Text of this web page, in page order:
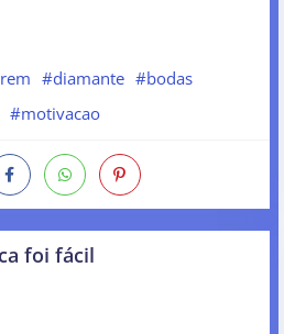
#diamante #bodas
#motivacao
foi fácil